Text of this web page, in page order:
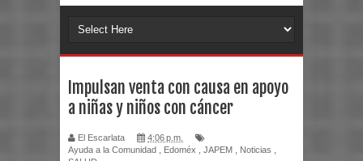
Impulsan venta con causa en apoyo
a niñas y niños con cáncer
El Escarlata
4:06 p.m.
Ayuda a la Comunidad
Edoméx JAPEM Noticias